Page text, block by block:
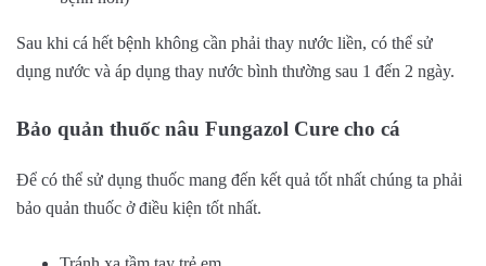
Sau khi cá hết bệnh không cần phải thay nước liền, có thể sử
dụng nước và áp dụng thay nước bình thường sau 1 đến 2 ngày.
Bảo quản thuốc nâu Fungazol Cure cho cá
Để có thể sử dụng thuốc mang đến kết quả tốt nhất chúng ta phải
bảo quản thuốc ở điều kiện tốt nhất.